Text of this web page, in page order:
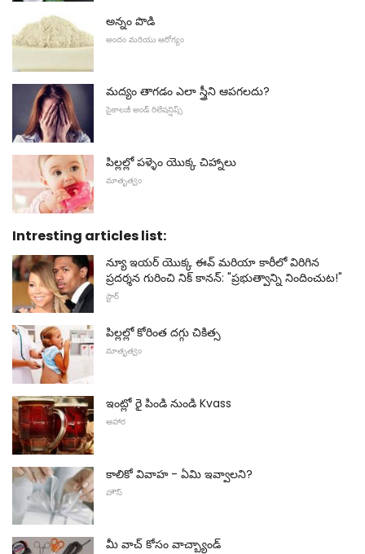
అన్నం పొడి
అందం మరియు ఆరోగ్యం
మద్యం తాగడం ఎలా స్త్రీని ఆపగలదు?
సైకాలజీ అండ్ రిలేషన్షిప్స్
పిల్లల్లో పళ్ళెం యొక్క చిహ్నాలు
మాతృత్వం
Intresting articles list:
న్యూ ఇయర్ యొక్క ఈవ్ మరియా కారీలో విరిగిన
ప్రదర్శన గురించి నిక్ కానన్: "ప్రభుత్వాన్ని నిందించుట!"
స్టార్
పిల్లల్లో కోరింత దగ్గు చికిత్స
మాతృత్వం
ఇంట్లో రై పిండి నుండి Kvass
ఆహార
కాలికో వివాహ - ఏమి ఇవ్వాలని?
హౌస్
మీ వాచ్ కోసం వాచ్బ్యాండ్